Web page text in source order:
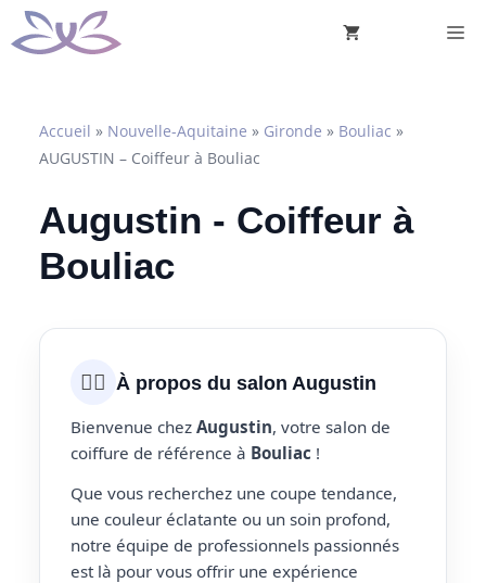
Aller
au
Accueil » Nouvelle-Aquitaine » Gironde » Bouliac »
AUGUSTIN – Coiffeur à Bouliac
Augustin - Coiffeur à
Bouliac
💇‍♀️ À propos du salon Augustin
Bienvenue chez Augustin, votre salon de
coiffure de référence à Bouliac !
Que vous recherchez une coupe tendance,
une couleur éclatante ou un soin profond,
notre équipe de professionnels passionnés
est là pour vous offrir une expérience